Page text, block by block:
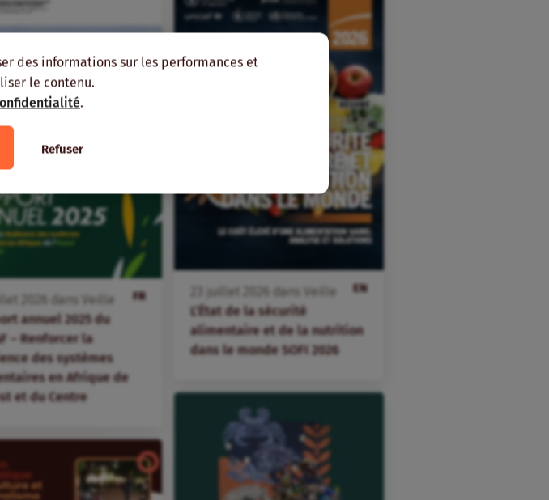
des informations sur les performances et
le contenu.
.
Refuser
FR
dans
Veille
annuel 2025 du
– Renforcer la
des systèmes
en Afrique de
et du Centre
EN
juillet dans
Veille
L’État de la sécurité
alimentaire et de la nutrition
dans le monde SOFI 2026